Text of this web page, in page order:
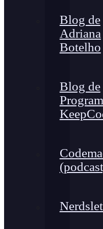
Blog de
Adriana
Botelho
Blog de